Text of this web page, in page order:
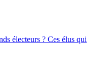
électeurs ? Ces élus qui